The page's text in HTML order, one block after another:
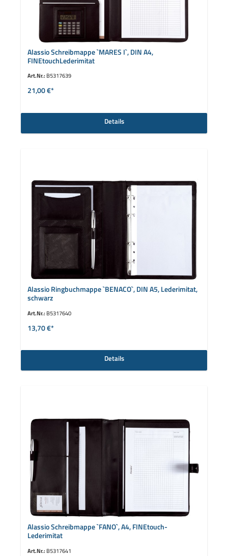
Alassio Schreibmappe `MARES I`, DIN A4,
FINEtouchLederimitat
Art.Nr.: B5317639
21,00 €*
Details
Alassio Ringbuchmappe `BENACO`, DIN A5, Lederimitat,
schwarz
Art.Nr.: B5317640
13,70 €*
Details
Alassio Schreibmappe `FANO`, A4, FINEtouch-
Lederimitat
Art.Nr.: B5317641